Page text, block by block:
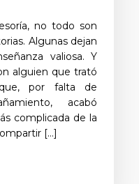
no todo son
Algunas dejan
valiosa. Y
alguien que trató
por falta de
acabó
complicada de la
[…]